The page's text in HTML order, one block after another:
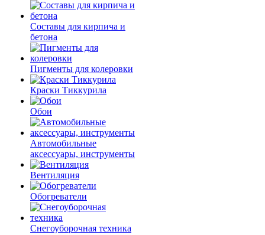
Составы для кирпича и
бетона
Пигменты для колеровки
Краски Тиккурила
Обои
Автомобильные
аксессуары, инструменты
Вентиляция
Обогреватели
Снегоуборочная техника